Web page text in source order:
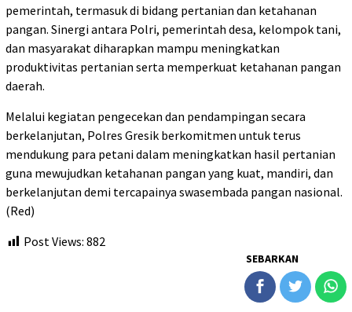
pemerintah, termasuk di bidang pertanian dan ketahanan
pangan. Sinergi antara Polri, pemerintah desa, kelompok tani,
dan masyarakat diharapkan mampu meningkatkan
produktivitas pertanian serta memperkuat ketahanan pangan
daerah.
Melalui kegiatan pengecekan dan pendampingan secara
berkelanjutan, Polres Gresik berkomitmen untuk terus
mendukung para petani dalam meningkatkan hasil pertanian
guna mewujudkan ketahanan pangan yang kuat, mandiri, dan
berkelanjutan demi tercapainya swasembada pangan nasional.
(Red)
Post Views: 882
SEBARKAN